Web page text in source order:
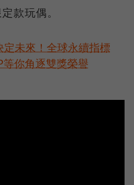
款玩偶。
未來！全球永續指標
你角逐雙獎榮譽